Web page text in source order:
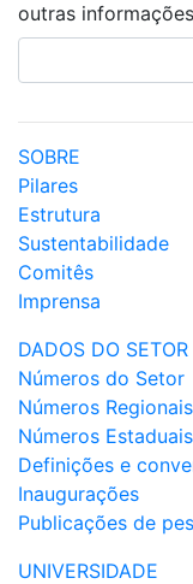
outras
SOBRE
Pilares
Estrutura
Sustentabilidade
Comitês
Imprensa
DADOS DO SETOR
Números do Setor
Números Regionais
Números Estaduais
Definições e
Inaugurações
Publicações de
UNIVERSIDADE